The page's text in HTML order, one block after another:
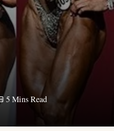
5 Mins Read